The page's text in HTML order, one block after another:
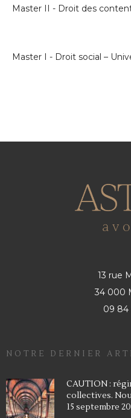
Master II - Droit des
Master I - Droit social –
13 rue
34 000
09 84
NOTRE DERNIER
CAUTION :
collectives.
15 septembre